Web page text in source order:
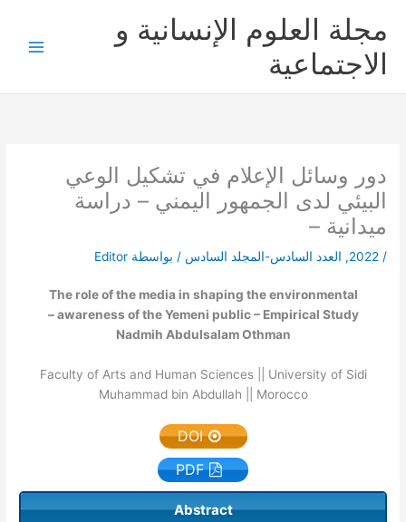
المحتوى
مجلة العلوم الإنسانية و
الاجتماعية
دور وسائل الإعلام في تشكيل الوعي
البيئي لدى الجمهور اليمني – دراسة
ميدانية –
/
2022
, العدد السادس-المجلد السادس / بواسطة Editor
The role of the media in shaping the environmental
awareness of the Yemeni public – Empirical Study –
Nadmih Abdulsalam Othman
Faculty of Arts and Human Sciences || University of Sidi
Muhammad bin Abdullah || Morocco
DOI
PDF
Abstract